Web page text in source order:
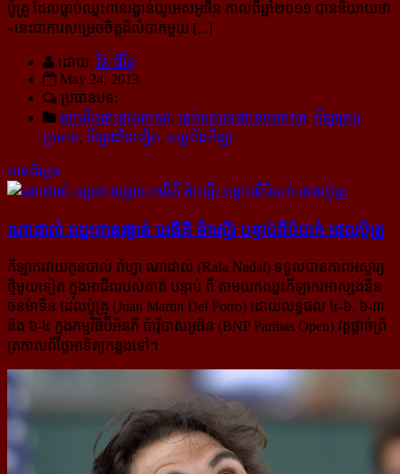
ប៉ូត្រូ ដែលធ្លាប់ឈ្នះពានរង្វាន់យូអេសអូផិន កាលពីឆ្នាំ២០១១ បាននិយាយថា
«នេះជាការសម្រេចចិត្តដ៏លំបាកមួយ [...]
ដោយ: វិន ជីវ័ន្ត
May 24, 2013
ប្រធានបទ:
សម្រាំងជាខេមរភាសា, គ្រប់អត្ថបទជាខេមរភាសា, កីឡាគ្រប់
ប្រភេទ, កីឡាដទៃទៀត, សម្រាំងកីឡា
អានពិស្ដារ
ណាដាល់ ឈ្នះ​ពាន​រង្វាន់ អេធីភី ម៉ាស្ទើរ បន្ទាប់​ពី​បំបាក់ ដេលប៉ូត្រូ
កីឡាករវាយកូនបាល់ រ៉ាហ្វា ណាដាល់ (Rafa Nadal) ទទួលបានភាពអស្ចារ្យ
ថ្មីមួយទៀត ក្នុងអាជីពរបស់គាត់ បន្ទាប់ ពី តាមយកឈ្នះកីឡាករអាស្សង់ទីន
ចនម៉ាទីន ដេលប៉ូត្រូ (Juan Martin Del Potro) ដោយលទ្ធផល ៤-៦, ៦-៣
និង ៦-៤ ក្នុងកម្មវិធីប៊ីអិនភី ប៉ារ៉ីបាសអូផិន (BNP Paribas Open) វគ្គផ្តាច់ព្រ័
ត្រកាលពីថ្ងៃអាទិត្យកន្លងទៅ។